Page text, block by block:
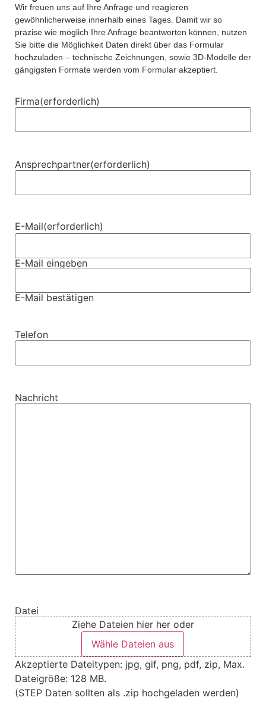
Wir freuen uns auf Ihre Anfrage und reagieren
gewöhnlicherweise innerhalb eines Tages. Damit wir so
präzise wie möglich Ihre Anfrage beantworten können, nutzen
Sie bitte die Möglichkeit Daten direkt über das Formular
hochzuladen – technische Zeichnungen, sowie 3D-Modelle der
gängigsten Formate werden vom Formular akzeptiert.
Firma(erforderlich)
Ansprechpartner(erforderlich)
E-Mail(erforderlich)
E-Mail eingeben
E-Mail bestätigen
Telefon
Nachricht
Datei
Ziehe Dateien hier her oder
Wähle Dateien aus
Akzeptierte Dateitypen: jpg, gif, png, pdf, zip, Max.
Dateigröße: 128 MB.
(STEP Daten sollten als .zip hochgeladen werden)